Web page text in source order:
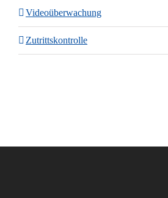
Videoüberwachung
Zutrittskontrolle